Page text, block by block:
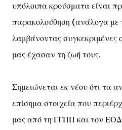
υπόλοιπα κρούσματα είναι
παρακολούθηση (ανάλογα με
λαμβάνοντας συγκεκριμένες
μας έχασαν τη ζωή τους.
Σημειώνεται εκ νέου ότι τα
επίσημα στοιχεία που
μας από τη ΓΓΠΠ και τον